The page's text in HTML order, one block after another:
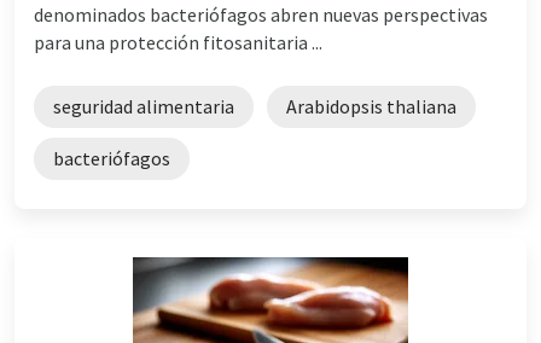
denominados bacteriófagos abren nuevas perspectivas
para una protección fitosanitaria ...
seguridad alimentaria Arabidopsis thaliana
bacteriófagos